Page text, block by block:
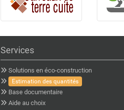
Services
Solutions en éco-construction
Estimation des quantités
Base documentaire
Aide au choix